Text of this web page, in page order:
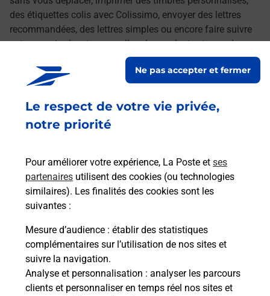
Le respect de votre vie privée,
notre priorité
Pour améliorer votre expérience, La Poste et ses
partenaires utilisent des cookies (ou technologies
similaires). Les finalités des cookies sont les
suivantes :
Mesure d’audience : établir des statistiques
complémentaires sur l’utilisation de nos sites et
suivre la navigation.
Analyse et personnalisation : analyser les parcours
clients et personnaliser en temps réel nos sites et
Ne pas accepter et fermer
des étiquettes colis avec Colissimo, envoyer des lettres
recommandées, des lettres simples ou encore faire suivre
votre courrier à votre nouvelle adresse. Le tout quand vous
La Poste